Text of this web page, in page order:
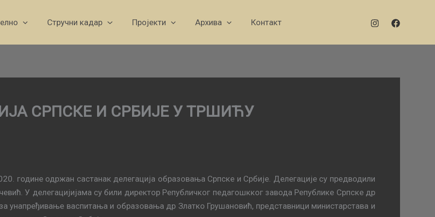
Стручни кадар Пројекти Архива Контакт
СРПСКЕ И СРБИЈЕ У ТРШИЋУ
године одржан састанак делегација образовања Српске и Србије. Делегације су предводили
У делегацијијама су били директор Републичког педагошкког завода Републике Српске др
унапређивање васпитања и образовања др Златко Грушановић, представници министарстава и